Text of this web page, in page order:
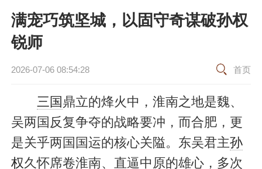
满宠巧筑坚城，以固守奇谋破孙权
锐师
2026-07-06 08:54:28 首页
三国鼎立的烽火中，淮南之地是魏、
吴两国反复争夺的战略要冲，而合肥，更
是关乎两国国运的核心关隘。东吴君主孙
权久怀席卷淮南、直逼中原的雄心，多次